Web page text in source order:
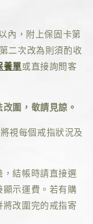
內，附上保固卡第
二次改為則須酌收
養單或直接詢問客
圍，敬請見諒。
視每個戒指狀況及
，結帳時請直接選
示運費。若有購
改圍完的戒指寄